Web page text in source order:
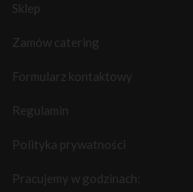
Sklep
Zamów catering
Formularz kontaktowy
Regulamin
Polityka prywatności
Pracujemy w godzinach: